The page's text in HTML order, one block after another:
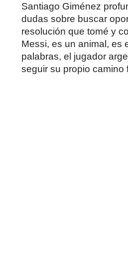
Santiago Giménez
dudas sobre buscar
resolución que tomé y
Messi, es un animal, es
palabras, el jugador
seguir su propio camino